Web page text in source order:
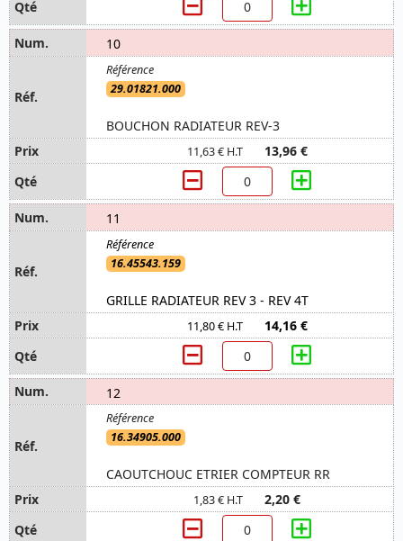
10
29.01821.000
BOUCHON RADIATEUR REV-3
11,63 € H.T 13,96 €
11
16.45543.159
GRILLE RADIATEUR REV 3 - REV 4T
11,80 € H.T 14,16 €
12
16.34905.000
CAOUTCHOUC ETRIER COMPTEUR RR
1,83 € H.T 2,20 €